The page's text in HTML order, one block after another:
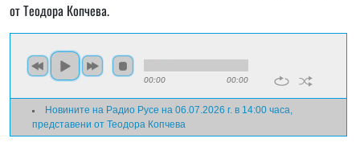
от Теодора Копчева.
00:00 00:00
Новините на Радио Русе на 06.07.2026 г. в 14:00 часа,
представени от Теодора Копчева